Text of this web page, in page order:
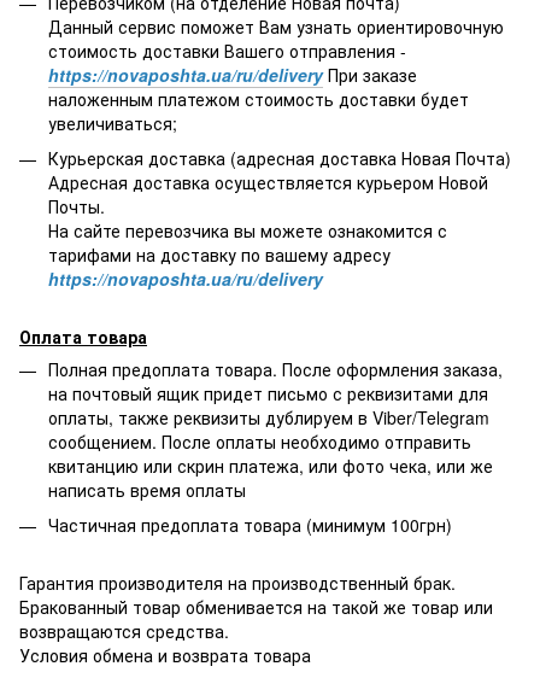
Данный сервис поможет Вам узнать ориентировочную
стоимость доставки Вашего отправления -
https://novaposhta.ua/ru/deliveryПри заказе
наложенным платежом стоимость доставки будет
увеличиваться;
Курьерская доставка (адресная доставка Новая Почта)
Адресная доставка осуществляется курьером Новой
Почты.
На сайте перевозчика вы можете ознакомится с
тарифами на доставку по вашему адресу
https://novaposhta.ua/ru/delivery
Оплата товара
Полная предоплата товара. После оформления заказа,
на почтовый ящик придет письмо с реквизитами для
оплаты, также реквизиты дублируем в Viber/Telegram
сообщением. После оплаты необходимо отправить
квитанцию или скрин платежа, или фото чека, или же
написать время оплаты
Частичная предоплата товара (минимум 100грн)
Гарантия производителя на производственный брак.
Бракованный товар обменивается на такой же товар или
возвращаются средства.
Условия обмена и возврата товара